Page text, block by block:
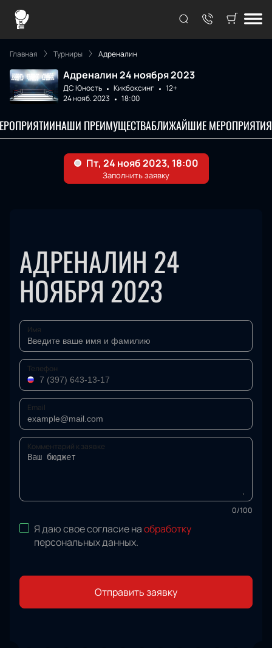
Главная Турниры Адреналин
Адреналин 24 ноября 2023
ДС Юность Кикбоксинг
12+
24 нояб. 2023
18:00
НАШИ ПРЕИМУЩЕСТВАБЛИЖАЙШИЕ МЕРОПРИЯТИЯ
АДРЕНАЛИН 24
НОЯБРЯ 2023
Имя
Телефон
Email
Комментарий к заявке
0/100
Я даю свое согласие наобработку
персональных данных.
Отправить заявку